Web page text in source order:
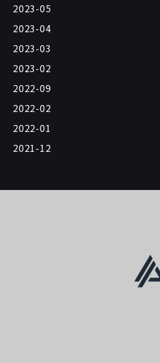
2023-05
2023-04
2023-03
2023-02
2022-09
2022-02
2022-01
2021-12